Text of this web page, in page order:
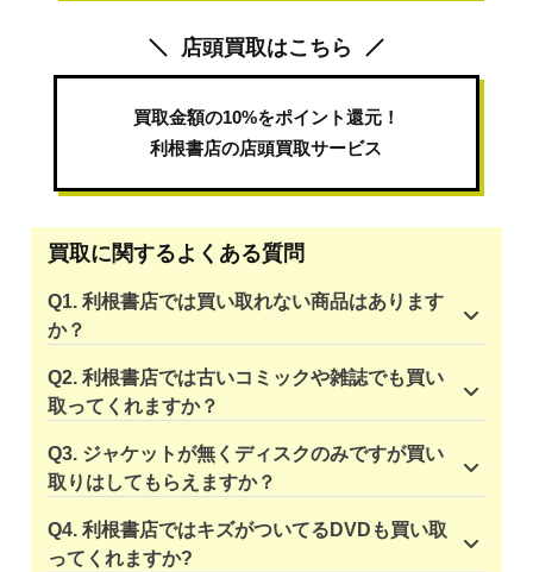
店頭買取はこちら
買取金額の10%をポイント還元！
利根書店の店頭買取サービス
買取に関するよくある質問
Q1. 利根書店では買い取れない商品はあります
か？
Q2. 利根書店では古いコミックや雑誌でも買い
取ってくれますか？
Q3. ジャケットが無くディスクのみですが買い
取りはしてもらえますか？
Q4. 利根書店ではキズがついてるDVDも買い取
ってくれますか?